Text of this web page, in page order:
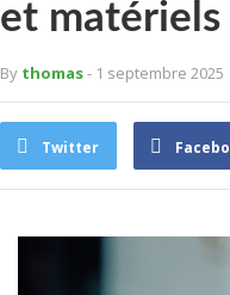
et matériels
By thomas- 1 septembre 2025
Twitter